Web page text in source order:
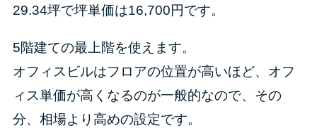
29.34坪で坪単価は16,700円です。
5階建ての最上階を使えます。
オフィスビルはフロアの位置が高いほど、オフ
ィス単価が高くなるのが一般的なので、その
分、相場より高めの設定です。